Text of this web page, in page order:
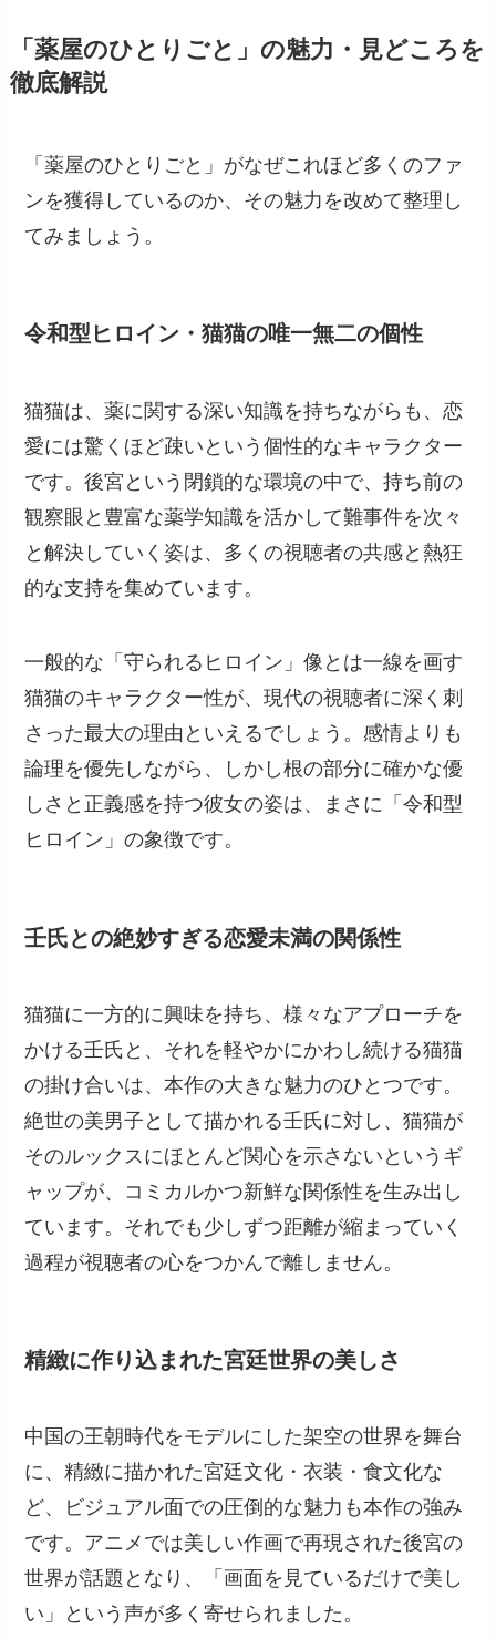
「薬屋のひとりごと」の魅力・見どころを
徹底解説
「薬屋のひとりごと」がなぜこれほど多くのファ
ンを獲得しているのか、その魅力を改めて整理し
てみましょう。
令和型ヒロイン・猫猫の唯一無二の個性
猫猫は、薬に関する深い知識を持ちながらも、恋
愛には驚くほど疎いという個性的なキャラクター
です。後宮という閉鎖的な環境の中で、持ち前の
観察眼と豊富な薬学知識を活かして難事件を次々
と解決していく姿は、多くの視聴者の共感と熱狂
的な支持を集めています。
一般的な「守られるヒロイン」像とは一線を画す
猫猫のキャラクター性が、現代の視聴者に深く刺
さった最大の理由といえるでしょう。感情よりも
論理を優先しながら、しかし根の部分に確かな優
しさと正義感を持つ彼女の姿は、まさに「令和型
ヒロイン」の象徴です。
壬氏との絶妙すぎる恋愛未満の関係性
猫猫に一方的に興味を持ち、様々なアプローチを
かける壬氏と、それを軽やかにかわし続ける猫猫
の掛け合いは、本作の大きな魅力のひとつです。
絶世の美男子として描かれる壬氏に対し、猫猫が
そのルックスにほとんど関心を示さないというギ
ャップが、コミカルかつ新鮮な関係性を生み出し
ています。それでも少しずつ距離が縮まっていく
過程が視聴者の心をつかんで離しません。
精緻に作り込まれた宮廷世界の美しさ
中国の王朝時代をモデルにした架空の世界を舞台
に、精緻に描かれた宮廷文化・衣装・食文化な
ど、ビジュアル面での圧倒的な魅力も本作の強み
です。アニメでは美しい作画で再現された後宮の
世界が話題となり、「画面を見ているだけで美し
い」という声が多く寄せられました。